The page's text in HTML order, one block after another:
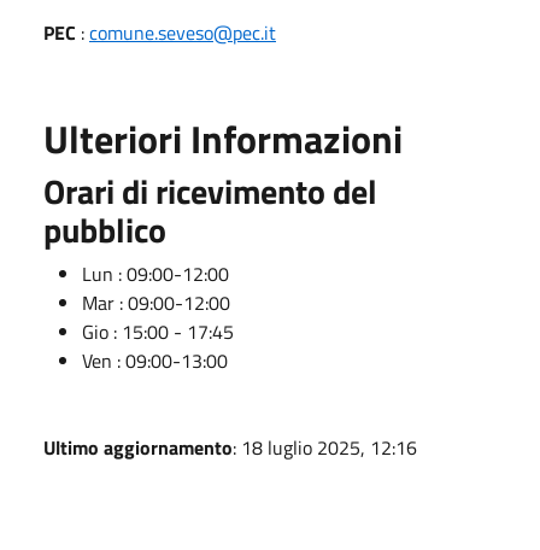
PEC :comune.seveso@pec.it
Ulteriori Informazioni
Orari di ricevimento del
pubblico
Lun : 09:00-12:00
Mar : 09:00-12:00
Gio : 15:00 - 17:45
Ven : 09:00-13:00
Ultimo aggiornamento: 18 luglio 2025, 12:16